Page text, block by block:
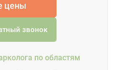
цены
звонок
по областям